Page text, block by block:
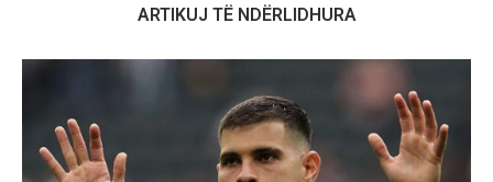
ARTIKUJ TË NDËRLIDHURA